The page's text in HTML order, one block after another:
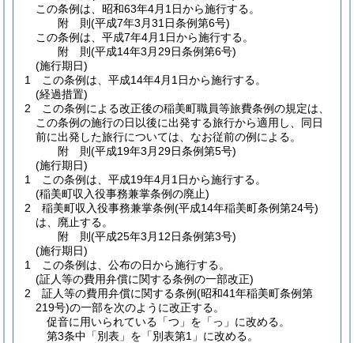
この条例は、昭和63年4月1日から施行する。
附 則(平成7年3月31日条例第6号)
この条例は、平成7年4月1日から施行する。
附 則(平成14年3月29日条例第6号)
(施行期日)
1
この条例は、平成14年4月1日から施行する。
(経過措置)
2
この条例による改正後の稲美町職員等旅費条例の規定は、
この条例の施行の日以後に出発する旅行から適用し、同日
前に出発した旅行については、なお従前の例による。
附 則(平成19年3月29日条例第5号)
(施行期日)
1
この条例は、平成19年4月1日から施行する。
(稲美町収入役事務兼掌条例の廃止)
2
稲美町収入役事務兼掌条例(平成14年稲美町条例第24号)
は、廃止する。
附 則(平成25年3月12日条例第3号)
(施行期日)
1
この条例は、公布の日から施行する。
(証人等の費用弁償に関する条例の一部改正)
2
証人等の費用弁償に関する条例(昭和41年稲美町条例第
219号)の一部を次のように改正する。
促音に用いられている「つ」を「っ」に改める。
第3条中「別表」を「別表第1」に改める。